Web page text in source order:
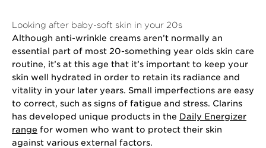
Looking after baby-soft skin in your 20s
Although anti-wrinkle creams aren’t normally an
essential part of most 20-something year olds skin care
routine, it’s at this age that it’s important to keep your
skin well hydrated in order to retain its radiance and
vitality in your later years. Small imperfections are easy
to correct, such as signs of fatigue and stress. Clarins
has developed unique products in the Daily Energizer
range for women who want to protect their skin
against various external factors.